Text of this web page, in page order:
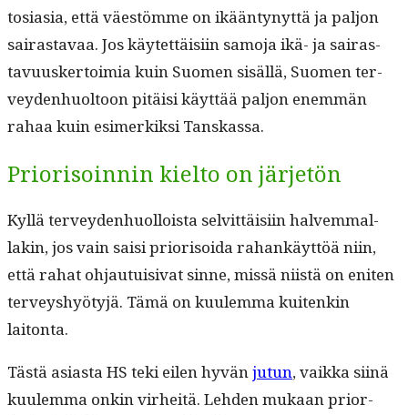
tosi­a­sia, että väestömme on ikään­tynyt­tä ja paljon
sairas­tavaa. Jos käytet­täisi­in samo­ja ikä- ja sairas­
tavu­usker­toimia kuin Suomen sisäl­lä, Suomen ter­
vey­den­huoltoon pitäisi käyt­tää paljon enem­män
rahaa kuin esimerkik­si Tanskassa.
Priorisoinnin kielto on järjetön
Kyl­lä ter­vey­den­huol­loista selvit­täisi­in halvem­mal­
lakin, jos vain saisi pri­or­isoi­da rahankäyt­töä niin,
että rahat ohjau­tu­isi­vat sinne, mis­sä niistä on eniten
ter­veyshyö­tyjä. Tämä on kuulem­ma kuitenkin
laitonta.
Tästä asi­as­ta HS teki eilen hyvänjutun, vaik­ka siinä
kuulem­ma onkin virheitä. Lehden mukaan pri­or­